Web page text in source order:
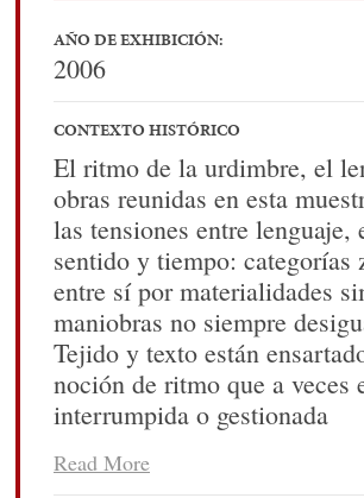
AÑO DE EXHIBICIÓN:
2006
CONTEXTO HISTÓRICO
El ritmo de la urdimbre, el
obras reunidas en esta
las tensiones entre lenguaje,
sentido y tiempo: categorías
entre sí por materialidades
maniobras no siempre
Tejido y texto están
noción de ritmo que a veces
interrumpida o gestionada
la urdimbre, que las tramas
Read More